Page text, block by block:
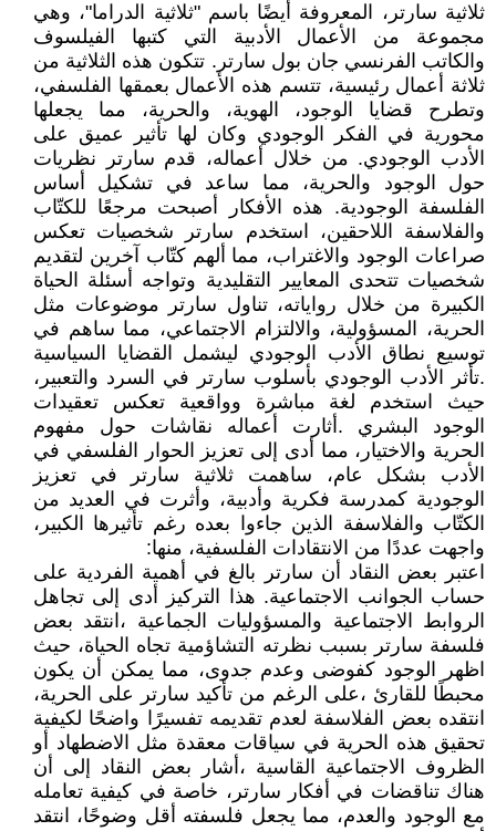
ثلاثية سارتر، المعروفة أيضًا باسم "ثلاثية الدراما"، وهي
مجموعة من الأعمال الأدبية التي كتبها الفيلسوف
والكاتب الفرنسي جان بول سارتر. تتكون هذه الثلاثية من
ثلاثة أعمال رئيسية، تتسم هذه الأعمال بعمقها الفلسفي،
وتطرح قضايا الوجود، الهوية، والحرية، مما يجعلها
محورية في الفكر الوجودي وكان لها تأثير عميق على
الأدب الوجودي. من خلال أعماله، قدم سارتر نظريات
حول الوجود والحرية، مما ساعد في تشكيل أساس
الفلسفة الوجودية. هذه الأفكار أصبحت مرجعًا للكتّاب
والفلاسفة اللاحقين، استخدم سارتر شخصيات تعكس
صراعات الوجود والاغتراب، مما ألهم كتّاب آخرين لتقديم
شخصيات تتحدى المعايير التقليدية وتواجه أسئلة الحياة
الكبيرة من خلال رواياته، تناول سارتر موضوعات مثل
الحرية، المسؤولية، والالتزام الاجتماعي، مما ساهم في
توسيع نطاق الأدب الوجودي ليشمل القضايا السياسية
.تأثر الأدب الوجودي بأسلوب سارتر في السرد والتعبير،
حيث استخدم لغة مباشرة وواقعية تعكس تعقيدات
الوجود البشري .أثارت أعماله نقاشات حول مفهوم
الحرية والاختيار، مما أدى إلى تعزيز الحوار الفلسفي في
الأدب بشكل عام، ساهمت ثلاثية سارتر في تعزيز
الوجودية كمدرسة فكرية وأدبية، وأثرت في العديد من
الكتّاب والفلاسفة الذين جاءوا بعده رغم تأثيرها الكبير،
واجهت عددًا من الانتقادات الفلسفية، منها:
اعتبر بعض النقاد أن سارتر بالغ في أهمية الفردية على
حساب الجوانب الاجتماعية. هذا التركيز أدى إلى تجاهل
الروابط الاجتماعية والمسؤوليات الجماعية ،انتقد بعض
فلسفة سارتر بسبب نظرته التشاؤمية تجاه الحياة، حيث
اظهر الوجود كفوضى وعدم جدوى، مما يمكن أن يكون
محبطًا للقارئ ،على الرغم من تأكيد سارتر على الحرية،
انتقده بعض الفلاسفة لعدم تقديمه تفسيرًا واضحًا لكيفية
تحقيق هذه الحرية في سياقات معقدة مثل الاضطهاد أو
الظروف الاجتماعية القاسية ،أشار بعض النقاد إلى أن
هناك تناقضات في أفكار سارتر، خاصة في كيفية تعامله
مع الوجود والعدم، مما يجعل فلسفته أقل وضوحًا، انتقد